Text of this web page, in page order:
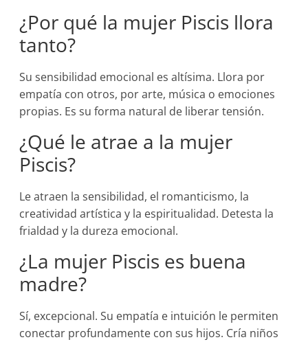
¿Por qué la mujer Piscis llora
tanto?
Su sensibilidad emocional es altísima. Llora por
empatía con otros, por arte, música o emociones
propias. Es su forma natural de liberar tensión.
¿Qué le atrae a la mujer
Piscis?
Le atraen la sensibilidad, el romanticismo, la
creatividad artística y la espiritualidad. Detesta la
frialdad y la dureza emocional.
¿La mujer Piscis es buena
madre?
Sí, excepcional. Su empatía e intuición le permiten
conectar profundamente con sus hijos. Cría niños